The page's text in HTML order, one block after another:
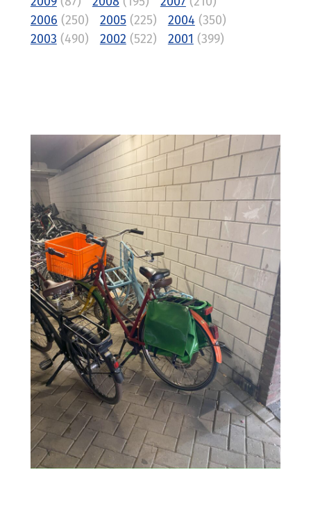
2006 (250) 2005(225) 2004 (350)
2003 (490) 2002 (522) 2001 (399)